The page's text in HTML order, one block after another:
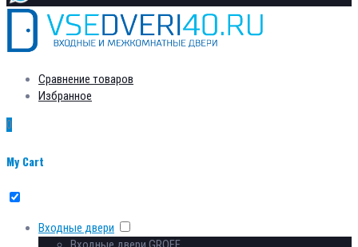
Сравнение товаров
Избранное
0
My Cart
Входные двери